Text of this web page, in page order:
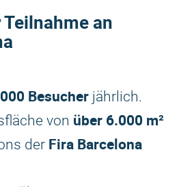
an
Besucher jährlich.
von über 6.000 m²
der Fira Barcelona